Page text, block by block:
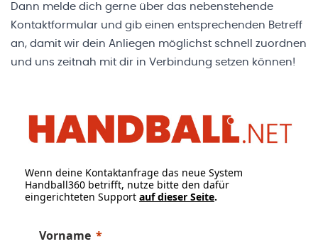
Dann melde dich gerne über das nebenstehende
Kontaktformular und gib einen entsprechenden Betreff
an, damit wir dein Anliegen möglichst schnell zuordnen
und uns zeitnah mit dir in Verbindung setzen können!
Wenn deine Kontaktanfrage das neue System
Handball360 betrifft, nutze bitte den dafür
eingerichteten Support auf dieser Seite.
Vorname